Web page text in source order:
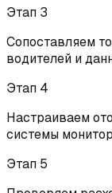
Этап 3
Сопоставляем
водителей и
Этап 4
Настраиваем
системы
Этап 5